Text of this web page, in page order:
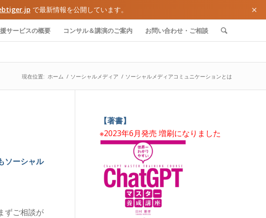
で最新情報を公開しています。 ×
サービスの概要 コンサル＆講演のご案内 お問い合わせ・ご相談
現在位置: ホーム / ソーシャルメディア / ソーシャルメディアコミュニケーションとは
ソーシャル
ずご相談が
【著書】
※2023年6月発売 増刷になりました